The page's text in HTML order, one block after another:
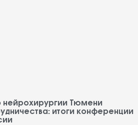
нейрохирургии Тюмени
итоги конференции